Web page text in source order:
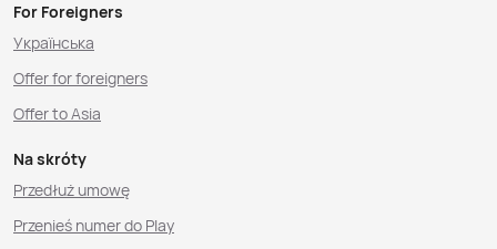
For Foreigners
Українська
Offer for foreigners
Offer to Asia
Na skróty
Przedłuż umowę
Przenieś numer do Play